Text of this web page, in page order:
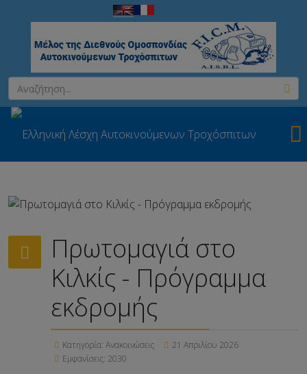
Πρωτομαγιά στο
Κιλκίς - Πρόγραμμα
εκδρομής
Κατηγορία: Ανακοινώσεις
21 Απριλίου 2026
Εμφανίσεις: 2030